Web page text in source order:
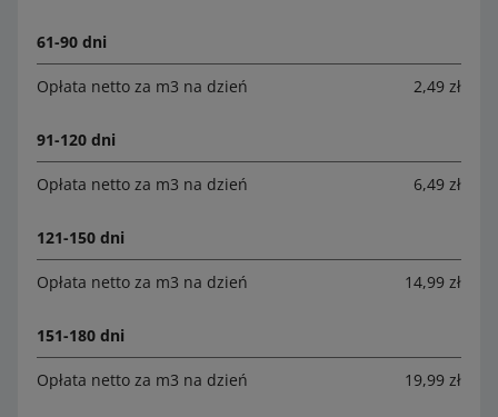
61-90 dni
Opłata netto za m3 na dzień 2,49 zł
91-120 dni
Opłata netto za m3 na dzień 6,49 zł
121-150 dni
Opłata netto za m3 na dzień 14,99 zł
151-180 dni
Opłata netto za m3 na dzień 19,99 zł